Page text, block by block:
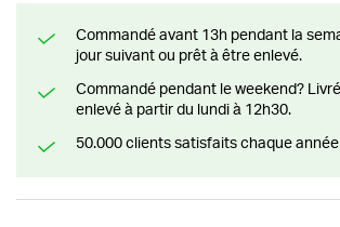
Commandé avant 13h pendant la semaine? Livré le
jour suivant ou prêt à être enlevé.
Commandé pendant le weekend? Livré ou prêt à être
enlevé à partir du lundi à 12h30.
50.000 clients satisfaits chaque année